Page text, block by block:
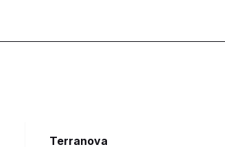
Terranova